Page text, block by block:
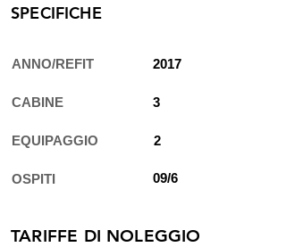
SPECIFICHE
ANNO/REFIT 2017
CABINE 3
EQUIPAGGIO 2
OSPITI 09/6
TARIFFE DI NOLEGGIO